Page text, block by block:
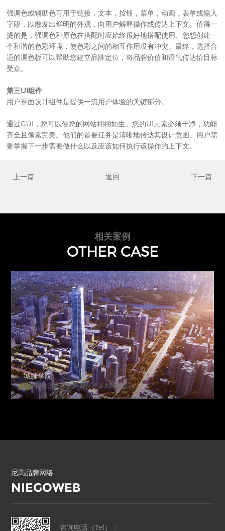
强调色或辅助色可用于链接，文本，按钮，菜单，动画，表单或输入
字段，以散发出鲜明的外观，向用户解释操作或传达上下文。值得一
提的是，强调色和原色在搭配时应始终很好地搭配使用。您想创建一
个和谐的色彩环境，使色彩之间的相互作用没有冲突。最终，选择合
适的调色板可以帮助您建立品牌定位，将品牌价值和语气传达给目标
受众。
第三UI组件
用户界面设计组件是提供一流用户体验的关键部分。
通过GUI，您可以使您的网站栩栩如生。您的UI元素必须干净，功能
齐全且像素完美。他们的首要任务是清晰地传达其设计意图。用户需
要掌握下一步需要做什么以及应该如何执行该操作的上下文。
上一篇 下一篇
返回
相关案例
OTHER CASE
城脉学院
学院网站设计.学院网页设计.深圳网站设计
尼高品牌网络
NIEGOWEB
咨询电话（Tel）：